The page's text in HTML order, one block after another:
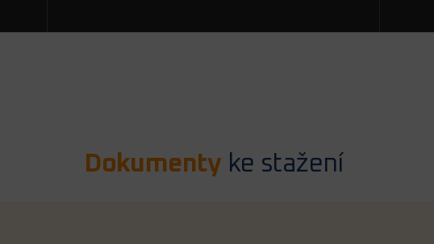
Dokumenty ke stažení